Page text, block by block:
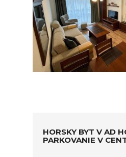
HORSKY BYT V AD
PARKOVANIE V